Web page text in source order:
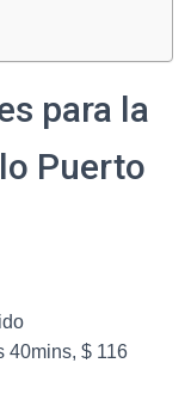
para la
Puerto
40mins, $ 116